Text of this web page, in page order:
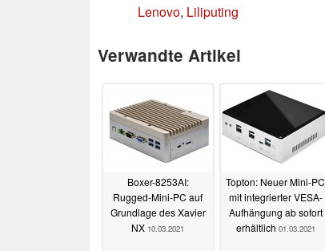
Lenovo, Liliputing
Verwandte Artikel
Boxer-8253AI:
Rugged-Mini-PC auf
Grundlage des Xavier
NX 10.03.2021
Topton: Neuer Mini-PC
mit integrierter VESA-
Aufhängung ab sofort
erhältlich 01.03.2021